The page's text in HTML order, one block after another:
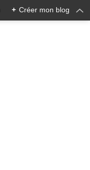
+ Créer mon blog